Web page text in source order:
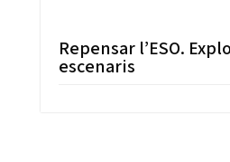
Repensar l’ESO.
escenaris